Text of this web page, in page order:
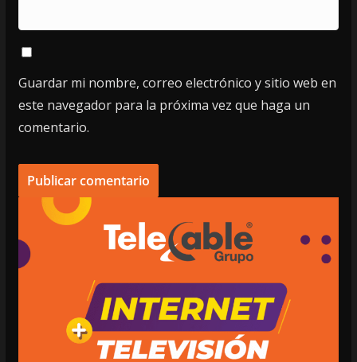
Guardar mi nombre, correo electrónico y sitio web en
este navegador para la próxima vez que haga un
comentario.